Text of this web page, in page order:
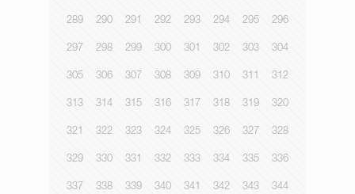
289 290 291 292 293 294 295 296
297 298 299 300 301 302 303 304
305 306 307 308 309 310 311 312
313 314 315 316 317 318 319 320
321 322 323 324 325 326 327 328
329 330 331 332 333 334 335 336
337 338 339 340 341 342 343 344